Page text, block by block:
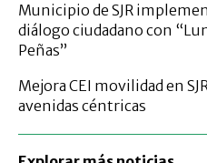
Municipio de SJR
diálogo ciudadano con
Peñas”
Mejora CEI movilidad en
avenidas céntricas